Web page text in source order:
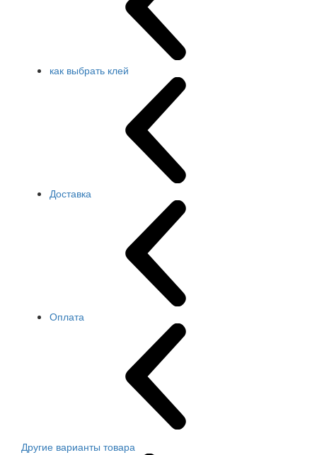
как выбрать клей
Доставка
Оплата
Другие варианты товара